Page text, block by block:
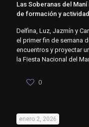
Las Soberanas del
de formación y
Delfina, Luz, Jazmín y
el primer fin de semana
encuentros y proyectar
la Fiesta Nacional del
0
enero 2, 2026